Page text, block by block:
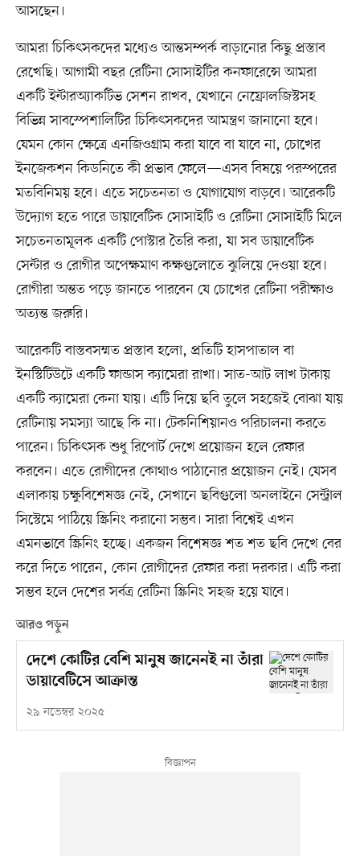
আসছেন।
আমরা চিকিৎসকদের মধ্যেও আন্তসম্পর্ক বাড়ানোর কিছু প্রস্তাব
রেখেছি। আগামী বছর রেটিনা সোসাইটির কনফারেন্সে আমরা
একটি ইন্টারঅ্যাকটিভ সেশন রাখব, যেখানে নেফ্রোলজিস্টসহ
বিভিন্ন সাবস্পেশালিটির চিকিৎসকদের আমন্ত্রণ জানানো হবে।
যেমন কোন ক্ষেত্রে এনজিওগ্রাম করা যাবে বা যাবে না, চোখের
ইনজেকশন কিডনিতে কী প্রভাব ফেলে—এসব বিষয়ে পরস্পরের
মতবিনিময় হবে। এতে সচেতনতা ও যোগাযোগ বাড়বে। আরেকটি
উদ্যোগ হতে পারে ডায়াবেটিক সোসাইটি ও রেটিনা সোসাইটি মিলে
সচেতনতামূলক একটি পোস্টার তৈরি করা, যা সব ডায়াবেটিক
সেন্টার ও রোগীর অপেক্ষমাণ কক্ষগুলোতে ঝুলিয়ে দেওয়া হবে।
রোগীরা অন্তত পড়ে জানতে পারবেন যে চোখের রেটিনা পরীক্ষাও
অত্যন্ত জরুরি।
আরেকটি বাস্তবসম্মত প্রস্তাব হলো, প্রতিটি হাসপাতাল বা
ইনস্টিটিউটে একটি ফান্ডাস ক্যামেরা রাখা। সাত-আট লাখ টাকায়
একটি ক্যামেরা কেনা যায়। এটি দিয়ে ছবি তুলে সহজেই বোঝা যায়
রেটিনায় সমস্যা আছে কি না। টেকনিশিয়ানও পরিচালনা করতে
পারেন। চিকিৎসক শুধু রিপোর্ট দেখে প্রয়োজন হলে রেফার
করবেন। এতে রোগীদের কোথাও পাঠানোর প্রয়োজন নেই। যেসব
এলাকায় চক্ষুবিশেষজ্ঞ নেই, সেখানে ছবিগুলো অনলাইনে সেন্ট্রাল
সিস্টেমে পাঠিয়ে স্ক্রিনিং করানো সম্ভব। সারা বিশ্বেই এখন
এমনভাবে স্ক্রিনিং হচ্ছে। একজন বিশেষজ্ঞ শত শত ছবি দেখে বের
করে দিতে পারেন, কোন রোগীদের রেফার করা দরকার। এটি করা
সম্ভব হলে দেশের সর্বত্র রেটিনা স্ক্রিনিং সহজ হয়ে যাবে।
আরও পড়ুন
দেশে কোটির বেশি মানুষ জানেনই না তাঁরা
ডায়াবেটিসে আক্রান্ত
২৯ নভেম্বর ২০২৫